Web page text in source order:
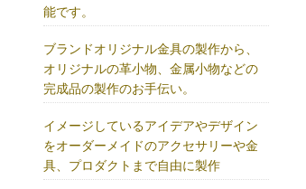
能です。
ブランドオリジナル金具の製作から、
オリジナルの革小物、金属小物などの
完成品の製作のお手伝い。
イメージしているアイデアやデザイン
をオーダーメイドのアクセサリーや金
具、プロダクトまで自由に製作